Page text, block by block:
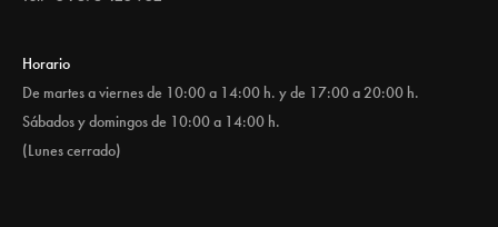
Horario
De martes a viernes de 10:00 a 14:00 h. y de 17:00 a 20:00 h.
Sábados y domingos de 10:00 a 14:00 h.
(Lunes cerrado)